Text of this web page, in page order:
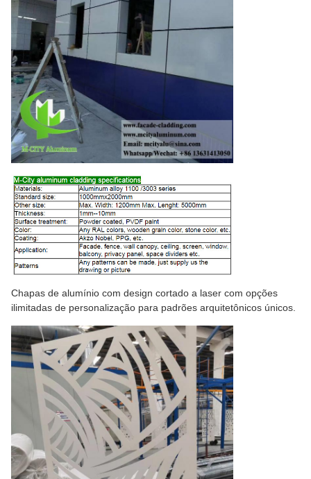
Chapas de alumínio com design cortado a laser com opções
ilimitadas de personalização para padrões arquitetônicos únicos.